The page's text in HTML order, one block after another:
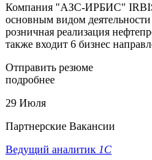
Компания "АЗС-ИРБИС" IRBIS
основным видом деятельности
розничная реализация
также входит 6 бизнес
Отправить резюме
подробнее
29 Июля
Партнерские Вакансии
Ведущий аналитик 1С